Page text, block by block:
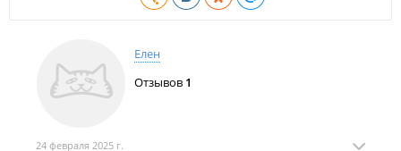
Елен
Отзывов 1
24 февраля 2025 г.